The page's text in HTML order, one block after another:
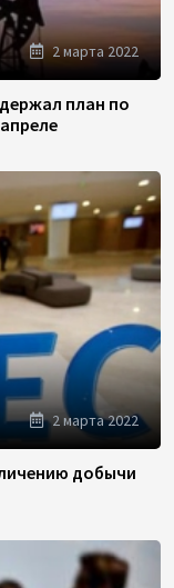
2 марта 2022
план по
2 марта 2022
добычи